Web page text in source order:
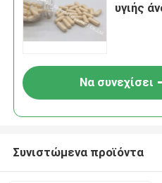
υγιής
Να συνεχίσει
Συνιστώμενα προϊόντα